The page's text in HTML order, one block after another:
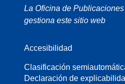
La Oficina de
gestiona este sitio web
Accesibilidad
Clasificación
Declaración de